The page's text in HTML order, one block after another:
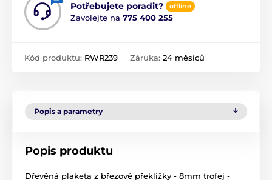
Potřebujete poradit? offline
Zavolejte na 775 400 255
Kód produktu: RWR239 Záruka: 24 měsíců
Popis a parametry
Popis produktu
Dřevěná plaketa z březové překližky - 8mm trofej -